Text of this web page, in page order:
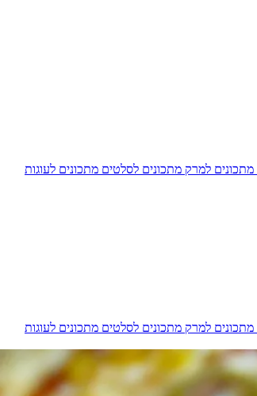
מתכונים למרק מתכונים לסלטים מתכונים לעוגות
מתכונים למרק מתכונים לסלטים מתכונים לעוגות